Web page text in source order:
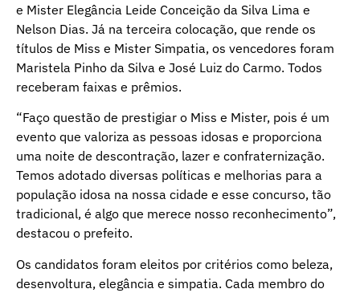
e Mister Elegância Leide Conceição da Silva Lima e
Nelson Dias. Já na terceira colocação, que rende os
títulos de Miss e Mister Simpatia, os vencedores foram
Maristela Pinho da Silva e José Luiz do Carmo. Todos
receberam faixas e prêmios.
“Faço questão de prestigiar o Miss e Mister, pois é um
evento que valoriza as pessoas idosas e proporciona
uma noite de descontração, lazer e confraternização.
Temos adotado diversas políticas e melhorias para a
população idosa na nossa cidade e esse concurso, tão
tradicional, é algo que merece nosso reconhecimento”,
destacou o prefeito.
Os candidatos foram eleitos por critérios como beleza,
desenvoltura, elegância e simpatia. Cada membro do